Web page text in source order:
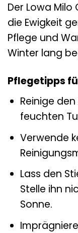
Der Lowa Milo
die Ewigkeit
Pflege und
Winter lang
Pflegetipps
Reinige
feuchten
Verwende
Lass den
Stelle ihn
Sonne.